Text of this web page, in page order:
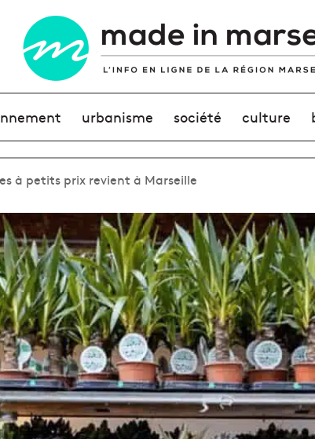
urbanisme société culture
à petits prix revient à Marseille